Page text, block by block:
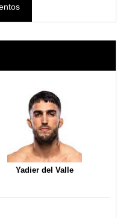
Yadier del Valle